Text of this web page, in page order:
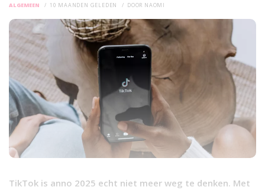
ALGEMEEN 10 MAANDEN GELEDEN DOOR NAOMI
TikTok is anno 2025 echt niet meer weg te denken. Met